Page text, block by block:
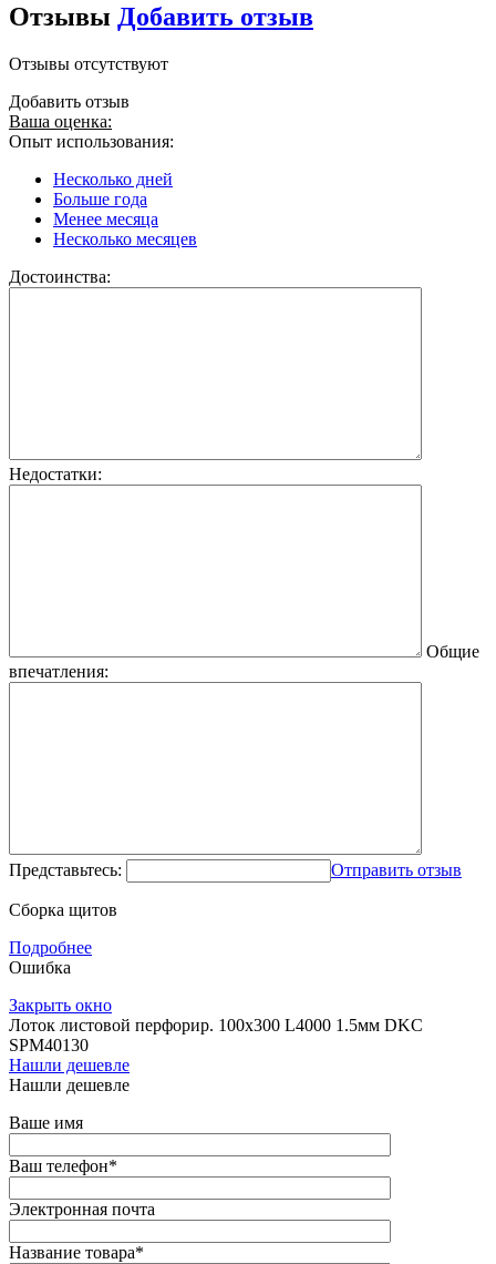
Отзывы Добавить отзыв
Отзывы отсутствуют
Добавить отзыв
Ваша оценка:
Опыт использования:
Несколько дней
Больше года
Менее месяца
Несколько месяцев
Достоинства:
Недостатки:
Общие
впечатления:
Представьтесь: Отправить отзыв
Сборка щитов
Подробнее
Ошибка
Закрыть окно
Лоток листовой перфорир. 100х300 L4000 1.5мм DKC
SPM40130
Нашли дешевле
Нашли дешевле
Ваше имя
Ваш телефон*
Электронная почта
Название товара*